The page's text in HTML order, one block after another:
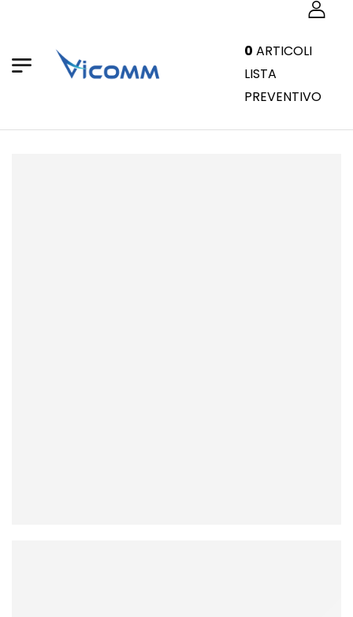
0 ARTICOLI
LISTA
PREVENTIVO